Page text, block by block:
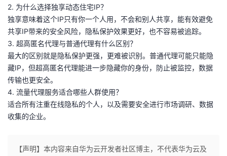
2. 为什么选择独享动态住宅IP？
独享意味着这个IP只有你一个人用，不会和别人共享，能有效避免
共享IP带来的安全风险，隐私保护效果更好，也不容易被追踪。
3. 超高匿名代理与普通代理有什么区别？
最大的区别就是隐私保护更强，更难被识别。普通代理可能只能隐
藏IP，但超高匿名代理能进一步隐藏你的身份，防止被监控，数据
传输也更安全。
4. 流量代理服务适合哪些人群使用？
适合所有注重在线隐私的个人，以及需要安全进行市场调研、数据
收集的企业。
【声明】本内容来自华为云开发者社区博主，不代表华为云及